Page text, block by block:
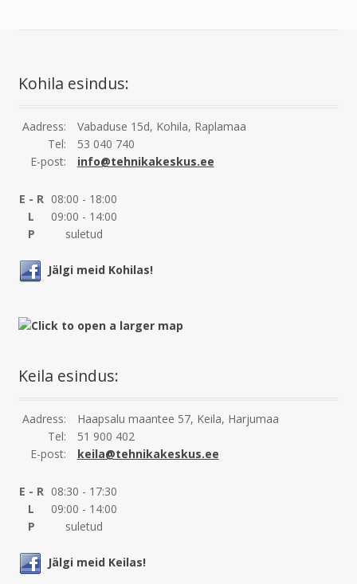
Kohila esindus:
Aadress:
Vabaduse 15d, Kohila, Raplamaa
Tel:
53 040 740
E-post:
info@tehnikakeskus.ee
E - R 08:00 - 18:00
L
09:00 - 14:00
P
suletud
Jälgi meid Kohilas!
Keila esindus:
Aadress:
Haapsalu maantee 57, Keila, Harjumaa
Tel:
51 900 402
E-post:
keila@tehnikakeskus.ee
E - R 08:30 - 17:30
L
09:00 - 14:00
P
suletud
Jälgi meid Keilas!